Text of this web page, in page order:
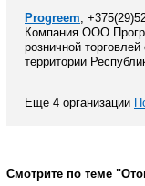
Progreem,
Компания ООО
розничной
территории
Еще 4 организации
Смотрите по теме